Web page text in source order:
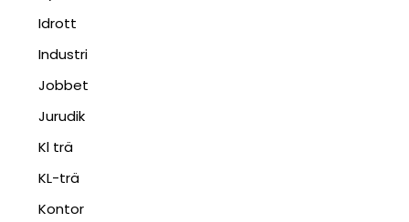
Idrott
Industri
Jobbet
Jurudik
Kl trä
KL-trä
Kontor